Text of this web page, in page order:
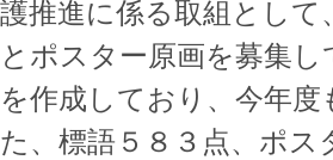
護推進に係る取組として
とポスター原画を募集
を作成しており、今年度
た、標語５８３点、ポス